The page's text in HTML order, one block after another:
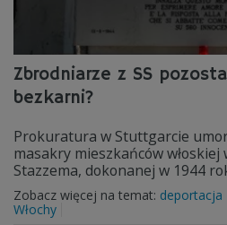
Zbrodniarze z SS
bezkarni?
Prokuratura w Stuttgarcie
masakry mieszkańców
Stazzema, dokonanej w 1944
Zobacz więcej na temat: deportacja
Włochy